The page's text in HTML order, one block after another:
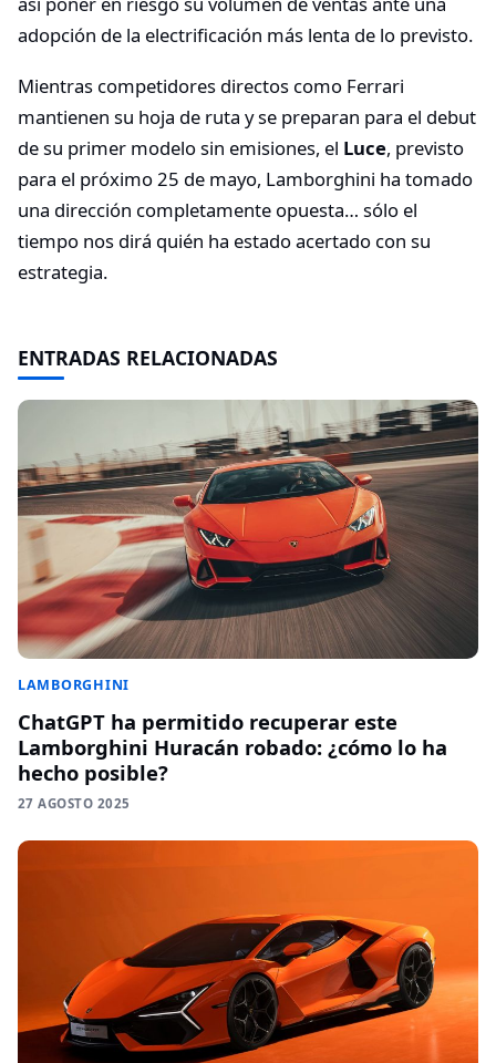
adopción de la electrificación más lenta de lo previsto.
Mientras competidores directos como Ferrari
mantienen su hoja de ruta y se preparan para el debut
de su primer modelo sin emisiones, el Luce, previsto
para el próximo 25 de mayo, Lamborghini ha tomado
una dirección completamente opuesta… sólo el
tiempo nos dirá quién ha estado acertado con su
estrategia.
ENTRADAS RELACIONADAS
LAMBORGHINI
ChatGPT ha permitido recuperar este
Lamborghini Huracán robado: ¿cómo lo ha
hecho posible?
27 AGOSTO 2025